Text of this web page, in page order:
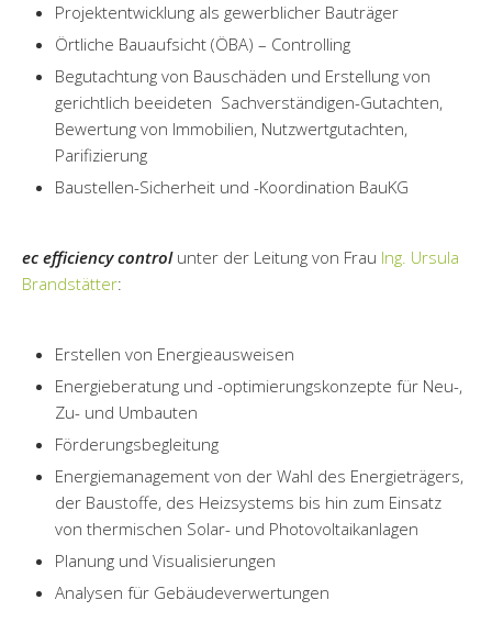
Projektentwicklung als gewerblicher Bauträger
Örtliche Bauaufsicht (ÖBA) – Controlling
Begutachtung von Bauschäden und Erstellung von
gerichtlich beeideten Sachverständigen-Gutachten,
Bewertung von Immobilien, Nutzwertgutachten,
Parifizierung
Baustellen-Sicherheit und -Koordination BauKG
ec efficiency controlunter der Leitung von Frau Ing. Ursula
Brandstätter:
Erstellen von Energieausweisen
Energieberatung und -optimierungskonzepte für Neu-,
Zu- und Umbauten
Förderungsbegleitung
Energiemanagement von der Wahl des Energieträgers,
der Baustoffe, des Heizsystems bis hin zum Einsatz
von thermischen Solar- und Photovoltaikanlagen
Planung und Visualisierungen
Analysen für Gebäudeverwertungen